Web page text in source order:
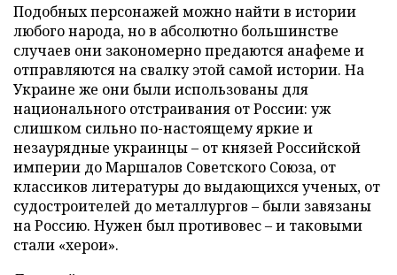
Подобных персонажей можно найти в истории
любого народа, но в абсолютно большинстве
случаев они закономерно предаются анафеме и
отправляются на свалку этой самой истории. На
Украине же они были использованы для
национального отстраивания от России: уж
слишком сильно по-настоящему яркие и
незаурядные украинцы – от князей Российской
империи до Маршалов Советского Союза, от
классиков литературы до выдающихся ученых, от
судостроителей до металлургов – были завязаны
на Россию. Нужен был противовес – и таковыми
стали «херои».